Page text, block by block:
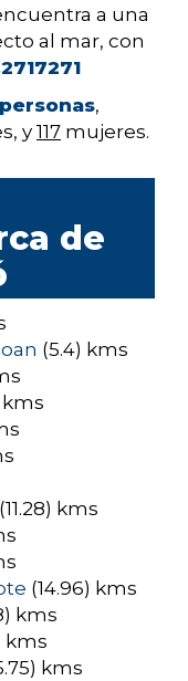
a una
al mar, con
,
y 117 mujeres.
de
(5.4) kms
kms
(11.28) kms
(14.96) kms
kms
kms
kms